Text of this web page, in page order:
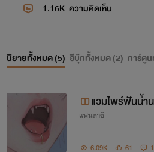
1.16K ความคิดเห็น
นิยายทั้งหมด (5) อีบุ๊กทั้งหมด (2) การ์ตู
แวมไพร์ฟันน้ำ
แฟนตาซี
6.09K 61